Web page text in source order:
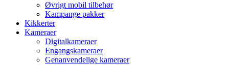
Øvrigt mobil tilbehør
Kampange pakker
Kikkerter
Kameraer
Digitalkameraer
Engangskameraer
Genanvendelige kameraer